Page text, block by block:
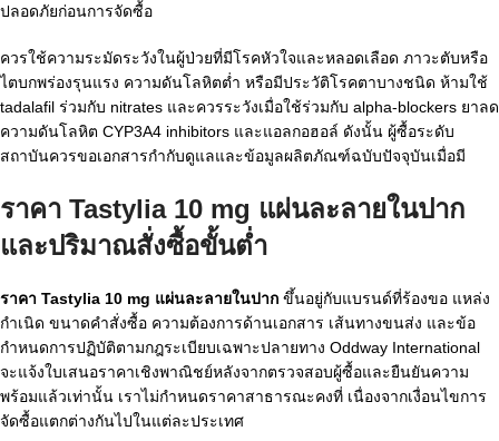
ปลอดภัยก่อนการจัดซื้อ
ควรใช้ความระมัดระวังในผู้ป่วยที่มีโรคหัวใจและหลอดเลือด ภาวะตับหรือ
ไตบกพร่องรุนแรง ความดันโลหิตต่ำ หรือมีประวัติโรคตาบางชนิด ห้ามใช้
tadalafil ร่วมกับ nitrates และควรระวังเมื่อใช้ร่วมกับ alpha-blockers ยาลด
ความดันโลหิต CYP3A4 inhibitors และแอลกอฮอล์ ดังนั้น ผู้ซื้อระดับ
สถาบันควรขอเอกสารกำกับดูแลและข้อมูลผลิตภัณฑ์ฉบับปัจจุบันเมื่อมี
ราคา Tastylia 10 mg แผ่นละลายในปาก
และปริมาณสั่งซื้อขั้นต่ำ
ราคา Tastylia 10 mg แผ่นละลายในปาก ขึ้นอยู่กับแบรนด์ที่ร้องขอ แหล่ง
กำเนิด ขนาดคำสั่งซื้อ ความต้องการด้านเอกสาร เส้นทางขนส่ง และข้อ
กำหนดการปฏิบัติตามกฎระเบียบเฉพาะปลายทาง Oddway International
จะแจ้งใบเสนอราคาเชิงพาณิชย์หลังจากตรวจสอบผู้ซื้อและยืนยันความ
พร้อมแล้วเท่านั้น เราไม่กำหนดราคาสาธารณะคงที่ เนื่องจากเงื่อนไขการ
จัดซื้อแตกต่างกันไปในแต่ละประเทศ